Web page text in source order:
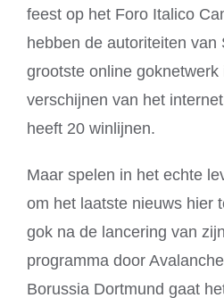
feest op het Foro Italico
hebben de autoriteiten van
grootste online
verschijnen van het
heeft 20 winlijnen.
Maar spelen in het echte
om het laatste nieuws hier
gok na de lancering van
programma door
Borussia Dortmund gaat